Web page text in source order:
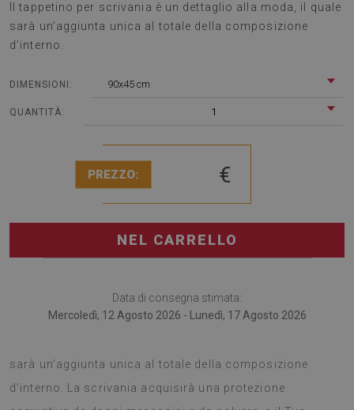
Il tappetino per scrivania è un dettaglio alla moda, il quale
sarà un’aggiunta unica al totale della composizione
d’interno.
DIMENSIONI: 90x45 cm
QUANTITÀ: 1
PREZZO: €
NEL CARRELLO
Data di consegna stimata:
Mercoledì, 12 Agosto 2026 - Lunedì, 17 Agosto 2026
sarà un’aggiunta unica al totale della composizione
d’interno. La scrivania acquisirà una protezione